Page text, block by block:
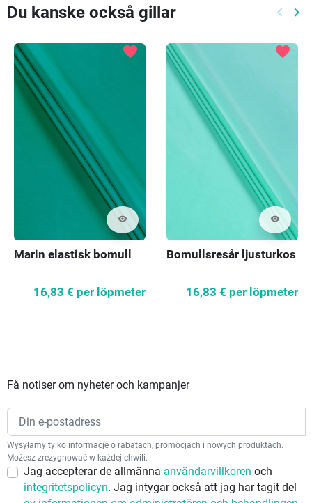
Du kanske också gillar keyboard_arrow_left keyboard_arrow_right
visibility
favorite
Marin elastisk bomull
16,83 € per löpmeter
visibility
favorite
Bomullsresår ljusturkos
16,83 € per löpmeter
Få notiser om nyheter och kampanjer
Wysyłamy tylko informacje o rabatach, promocjach i nowych produktach.
Możesz zrezygnować w każdej chwili.
Jag accepterar de allmänna användarvillkoren och
integritetspolicyn. Jag intygar också att jag har tagit del